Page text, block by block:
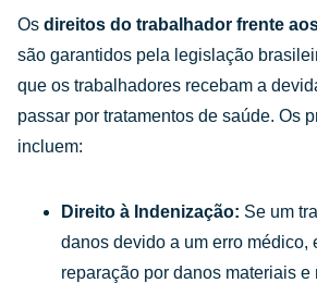
Os direitos do trabalhador frente
são garantidos pela legislação
que os trabalhadores recebam a
passar por tratamentos de saúde. Os
incluem:
Direito à Indenização: Se um
danos devido a um erro médico,
reparação por danos materiais e